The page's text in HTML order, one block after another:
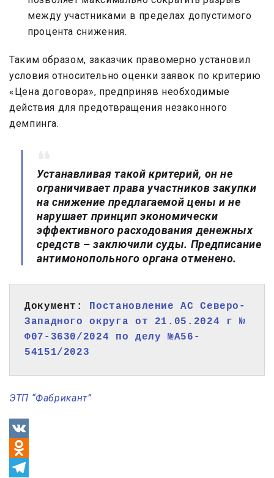
между участниками в пределах допустимого
процента снижения.
Таким образом, заказчик правомерно установил
условия относительно оценки заявок по критерию
«Цена договора», предприняв необходимые
действия для предотвращения незаконного
демпинга.
Устанавливая такой критерий, он не
ограничивает права участников закупки
на снижение предлагаемой цены и не
нарушает принцип экономически
эффективного расходования денежных
средств – заключили суды. Предписание
антимонопольного органа отменено.
Документ: Постановление АС Северо-
Западного округа от 21.05.2024 г №
Ф07-3630/2024 по делу №А56-
54151/2023
ЭТП “Фабрикант”
VK
Odnoklassniki